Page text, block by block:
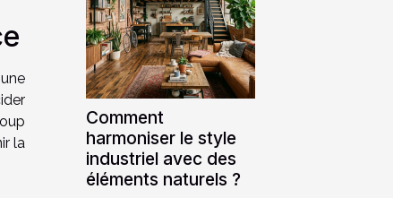
la
Comment
harmoniser le style
industriel avec des
éléments naturels ?